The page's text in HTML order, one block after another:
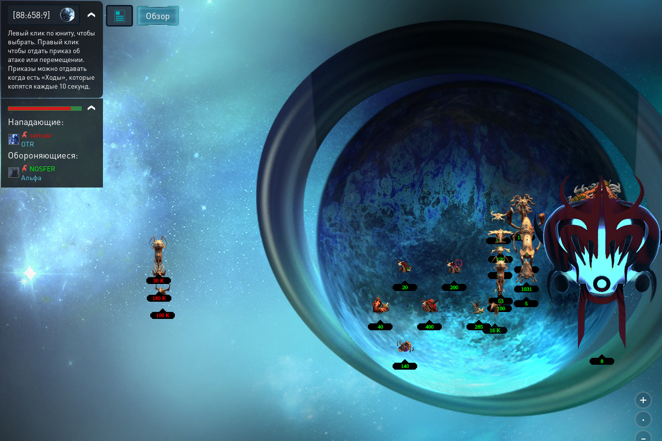
+
.
-
Обзор
[88:658:9]
Левый клик по юниту, чтобы
выбрать. Правый клик
чтобы отдать приказ об
атаке или перемещении.
Приказы можно отдавать
когда есть «Ходы», которые
копятся каждые 10 секунд.
Нападающие:
sema4r
OTR
Обороняющиеся:
NOSFER
Альфа